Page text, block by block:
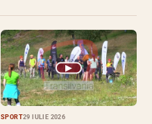
▶
SPORT29 IULIE 2026